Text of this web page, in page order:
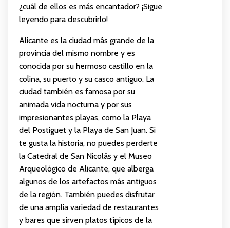
¿cuál de ellos es más encantador? ¡Sigue
leyendo para descubrirlo!
Alicante es la ciudad más grande de la
provincia del mismo nombre y es
conocida por su hermoso castillo en la
colina, su puerto y su casco antiguo. La
ciudad también es famosa por su
animada vida nocturna y por sus
impresionantes playas, como la Playa
del Postiguet y la Playa de San Juan. Si
te gusta la historia, no puedes perderte
la Catedral de San Nicolás y el Museo
Arqueológico de Alicante, que alberga
algunos de los artefactos más antiguos
de la región. También puedes disfrutar
de una amplia variedad de restaurantes
y bares que sirven platos típicos de la